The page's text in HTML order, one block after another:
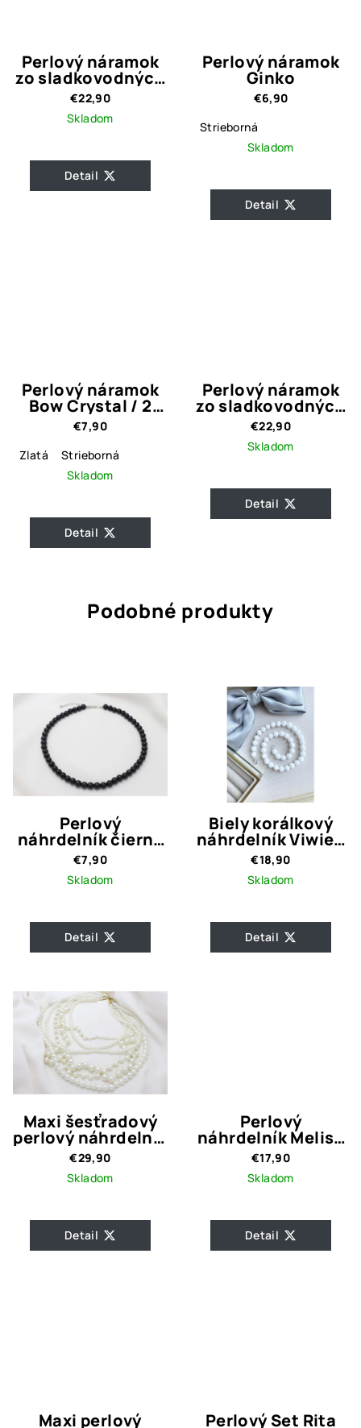
Perlový náramok
zo sladkovodných
perál 2.
€22,90
Skladom
Detail
Perlový náramok
Ginko
€6,90
Strieborná
Skladom
Detail
Perlový náramok
Bow Crystal / 2
prevedenia
€7,90
Zlatá
Strieborná
Skladom
Detail
Perlový náramok
zo sladkovodných
perál 3.
€22,90
Skladom
Detail
Podobné produkty
Perlový
náhrdelník čierny
klasik
€7,90
Skladom
Detail
Biely korálkový
náhrdelník Viwien
2
€18,90
Skladom
Detail
Maxi šesťradový
perlový náhrdelník
FAME
€29,90
Skladom
Detail
Perlový
náhrdelník Melisa
Black
€17,90
Skladom
Detail
Maxi perlový Perlový Set Rita